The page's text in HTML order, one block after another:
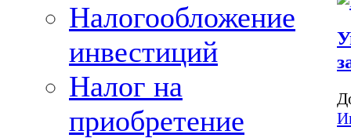
Налогообложение
инвестиций
Налог на
приобретение